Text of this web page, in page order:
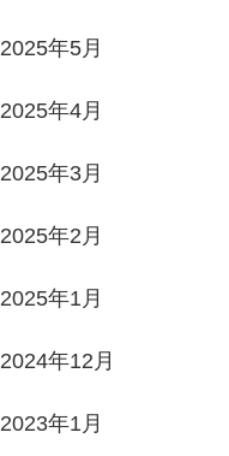
2025年5月
2025年4月
2025年3月
2025年2月
2025年1月
2024年12月
2023年1月